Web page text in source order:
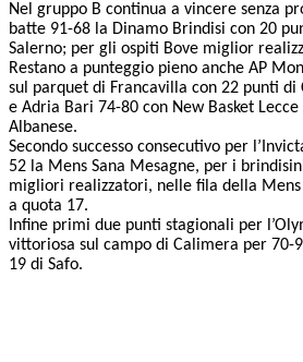
Nel gruppo B continua a vincere senza
batte 91-68 la Dinamo Brindisi con 20
Salerno; per gli ospiti Bove miglior
Restano a punteggio pieno anche AP
sul parquet di Francavilla con 22 punti di
e Adria Bari 74-80 con New Basket
Albanese.
Secondo successo consecutivo per
52 la Mens Sana Mesagne, per i
migliori realizzatori, nelle fila della Mens
a quota 17.
Infine primi due punti stagionali per
vittoriosa sul campo di Calimera per 70-
19 di Safo.